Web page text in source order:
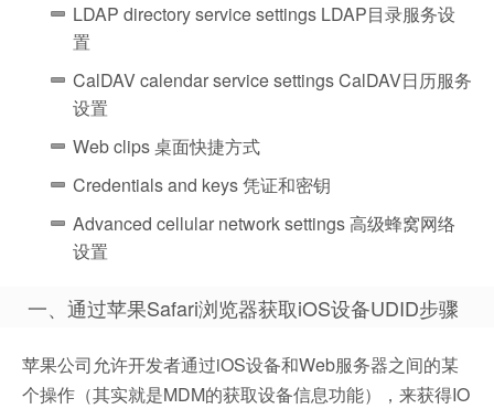
LDAP directory service settings LDAP目录服务设
置
CalDAV calendar service settings CalDAV日历服务
设置
Web clips 桌面快捷方式
Credentials and keys 凭证和密钥
Advanced cellular network settings 高级蜂窝网络
设置
一、通过苹果Safari浏览器获取iOS设备UDID步骤
苹果公司允许开发者通过iOS设备和Web服务器之间的某
个操作（其实就是MDM的获取设备信息功能），来获得IO